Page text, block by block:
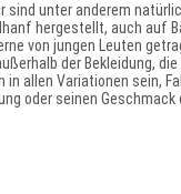
sind unter anderem
hergestellt, auch auf
von jungen Leuten
der Bekleidung,
in allen Variationen sein,
oder seinen